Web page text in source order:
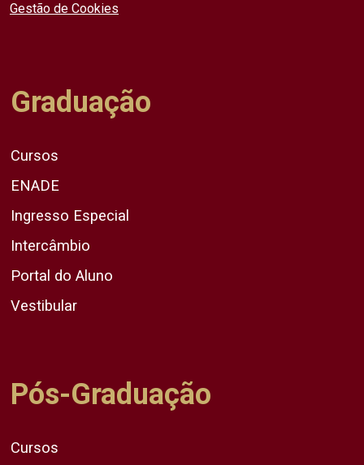
Gestão de Cookies
Graduação
Cursos
ENADE
Ingresso Especial
Intercâmbio
Portal do Aluno
Vestibular
Pós-Graduação
Cursos